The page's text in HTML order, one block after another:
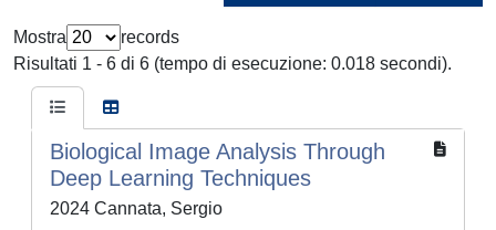
Mostra
records
Risultati 1 - 6 di 6 (tempo di esecuzione: 0.018 secondi).
Biological Image Analysis Through
Deep Learning Techniques
2024 Cannata, Sergio